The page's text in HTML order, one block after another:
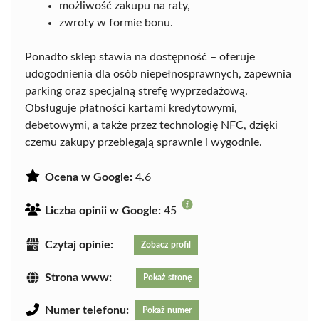
możliwość zakupu na raty,
zwroty w formie bonu.
Ponadto sklep stawia na dostępność – oferuje
udogodnienia dla osób niepełnosprawnych, zapewnia
parking oraz specjalną strefę wyprzedażową.
Obsługuje płatności kartami kredytowymi,
debetowymi, a także przez technologię NFC, dzięki
czemu zakupy przebiegają sprawnie i wygodnie.
Ocena w Google: 4.6
Liczba opinii w Google: 45
Czytaj opinie: Zobacz profil
Strona www: Pokaż stronę
Numer telefonu: Pokaż numer